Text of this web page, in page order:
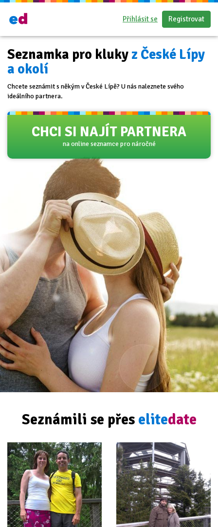
Přihlásit se Registrovat
Seznamka pro kluky z České Lípy
a okolí
Chcete seznámit s někým v České Lípě? U nás naleznete svého
ideálního partnera.
CHCI SI NAJÍT PARTNERA
na online seznamce pro náročné
Seznámili se přes elitedate